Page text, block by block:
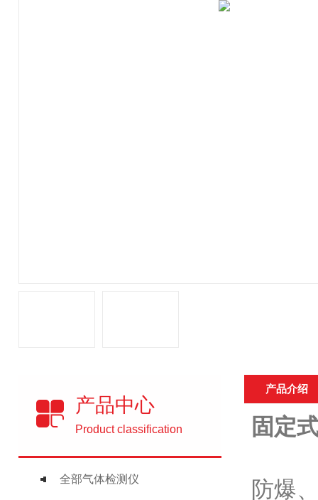
产品中心
Product classification
全部气体检测仪
产品介绍
固定
防爆